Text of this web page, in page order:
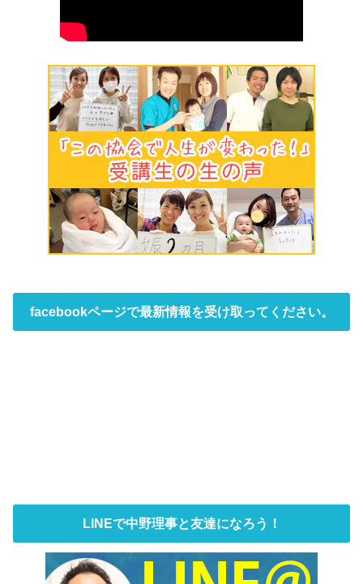
facebookページで最新情報を受け取ってください。
LINEで中野理事と友達になろう！